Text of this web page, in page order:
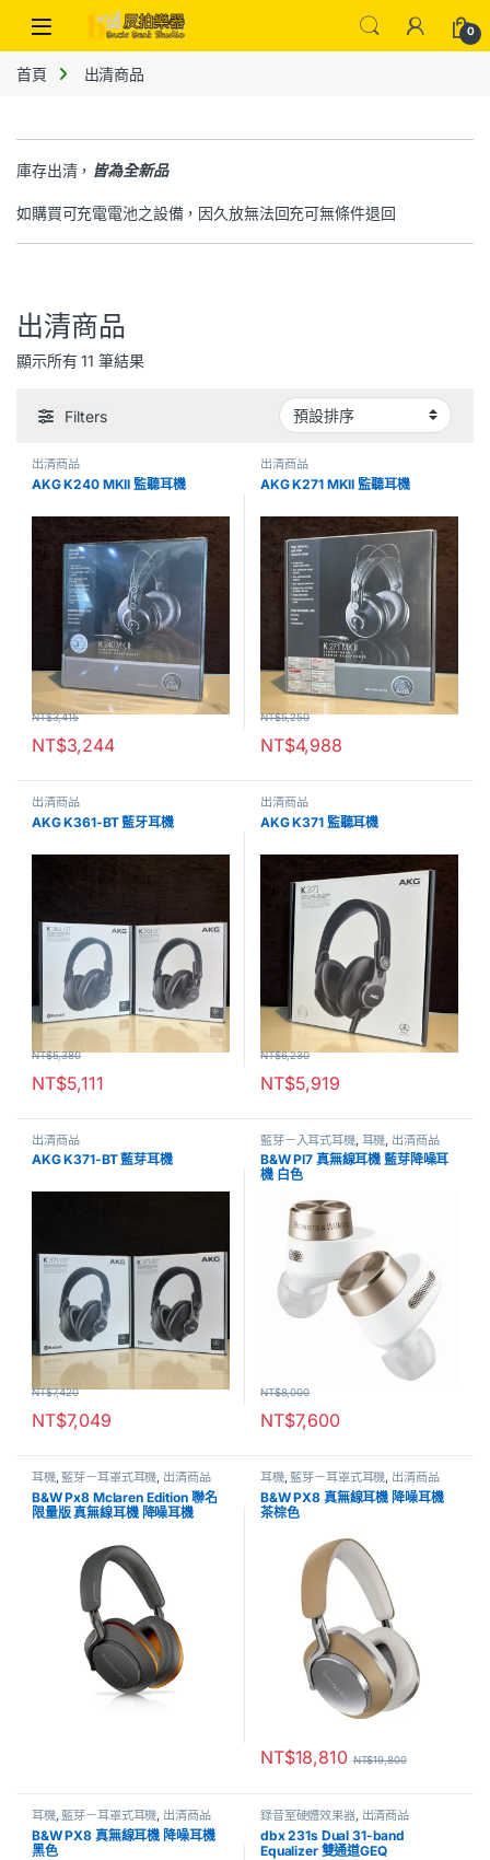
0
首頁 出清商品
庫存出清， 皆為全新品
如購買可充電電池之設備，因久放無法回充可無條件退回
出清商品
顯示所有 11 筆結果
Filters
出清商品
AKG K240 MKII 監聽耳機
NT$3,244
NT$3,415
出清商品
AKG K271 MKII 監聽耳機
NT$4,988
NT$5,250
出清商品
AKG K361-BT 藍牙耳機
NT$5,111
NT$5,380
出清商品
AKG K371 監聽耳機
NT$5,919
NT$6,230
出清商品
AKG K371-BT 藍芽耳機
NT$7,049
NT$7,420
藍芽－入耳式耳機, 耳機, 出清商品
B&W PI7 真無線耳機 藍芽降噪耳
機 白色
NT$7,600
NT$8,000
耳機,藍芽－耳罩式耳機, 出清商品
B&W Px8 Mclaren Edition 聯名
限量版 真無線耳機 降噪耳機
耳機,藍芽－耳罩式耳機, 出清商品
B&W PX8 真無線耳機 降噪耳機
茶棕色
NT$18,810 NT$19,800
耳機,藍芽－耳罩式耳機, 出清商品
B&W PX8 真無線耳機 降噪耳機
黑色
錄音室硬體效果器, 出清商品
dbx 231s Dual 31-band
Equalizer 雙通道GEQ